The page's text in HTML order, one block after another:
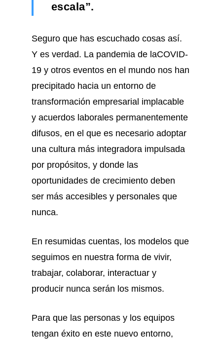
escala”.
Seguro que has escuchado cosas así.
Y es verdad. La pandemia de laCOVID-
19 y otros eventos en el mundo nos han
precipitado hacia un entorno de
transformación empresarial implacable
y acuerdos laborales permanentemente
difusos, en el que es necesario adoptar
una cultura más integradora impulsada
por propósitos, y donde las
oportunidades de crecimiento deben
ser más accesibles y personales que
nunca.
En resumidas cuentas, los modelos que
seguimos en nuestra forma de vivir,
trabajar, colaborar, interactuar y
producir nunca serán los mismos.
Para que las personas y los equipos
tengan éxito en este nuevo entorno,